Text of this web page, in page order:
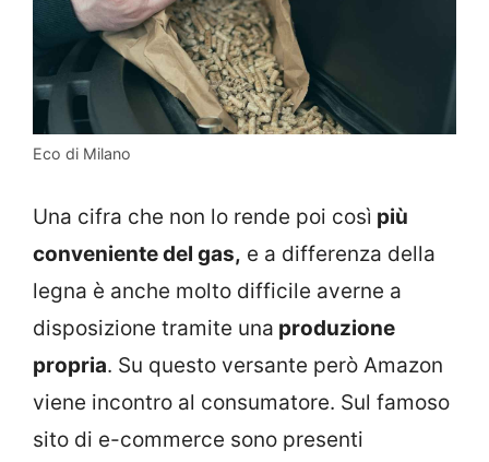
Eco di Milano
Una cifra che non lo rende poi così più
conveniente del gas, e a differenza della
legna è anche molto difficile averne a
disposizione tramite una produzione
propria. Su questo versante però Amazon
viene incontro al consumatore. Sul famoso
sito di e-commerce sono presenti